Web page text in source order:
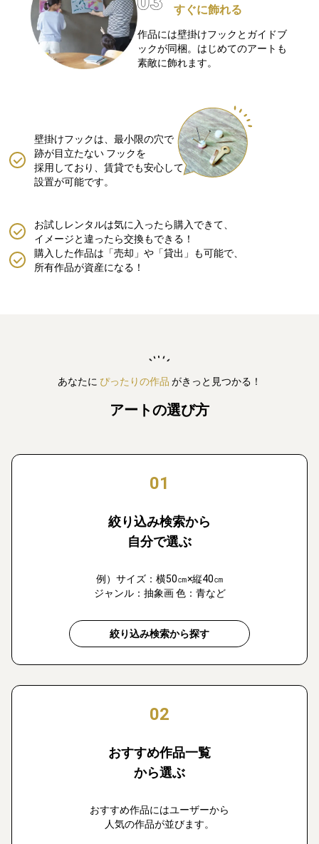
すぐに飾れる
作品には壁掛けフックとガイドブ
ックが同梱。はじめてのアートも
素敵に飾れます。
壁掛けフックは、最小限の穴で
跡が目立たない フックを
採用しており、賃貸でも安心して
設置が可能です。
購入した作品は「売却」や「貸出」も可能で、
所有作品が資産になる！
お試しレンタルは気に入ったら購入できて、
イメージと違ったら交換もできる！
あなたに ぴったりの作品 がきっと見つかる！
アートの選び方
01
絞り込み検索から
自分で選ぶ
例）サイズ：横50㎝×縦40㎝
ジャンル：抽象画 色：青など
絞り込み検索から探す
02
おすすめ作品一覧
から選ぶ
おすすめ作品にはユーザーから
人気の作品が並びます。